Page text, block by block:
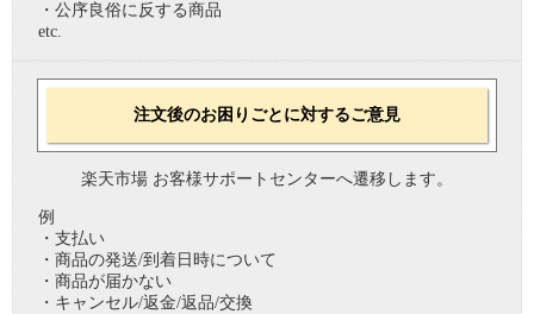
・公序良俗に反する商品
etc.
注文後のお困りごとに対するご意見
楽天市場 お客様サポートセンターへ遷移します。
例
・支払い
・商品の発送/到着日時について
・商品が届かない
・キャンセル/返金/返品/交換